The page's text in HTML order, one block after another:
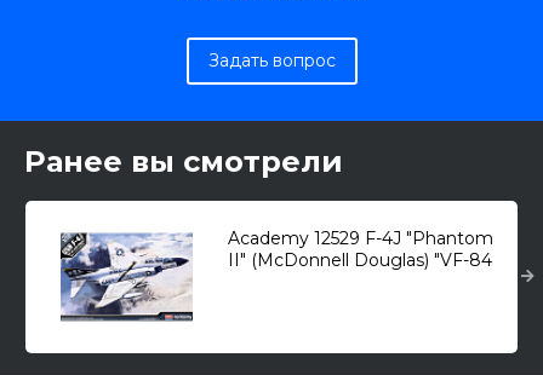
Задать вопрос
Ранее вы смотрели
Academy 12529 F-4J "Phantom
II" (McDonnell Douglas) "VF-84